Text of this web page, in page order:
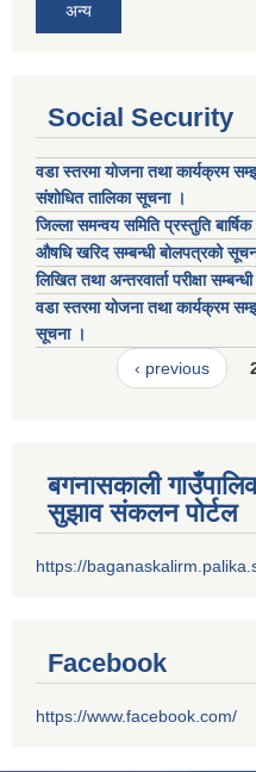
अन्य
Social Security
वडा स्तरमा योजना तथा कार्यक्रम
संशोधित तालिका सूचना ।
जिल्ला समन्वय समिति प्रस्तुति बार्षिक
औषधि खरिद सम्बन्धी बोलपत्रको
लिखित तथा अन्तरवार्ता परीक्षा
वडा स्तरमा योजना तथा कार्यक्रम
सूचना ।
‹ previous
बगनासकाली
सुझाव संकलन पोर्टल
https://
Facebook
https://www.facebook.com/